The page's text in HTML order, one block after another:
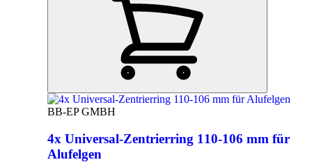
BB-EP GMBH
4x Universal-Zentrierring 110-106 mm für
Alufelgen